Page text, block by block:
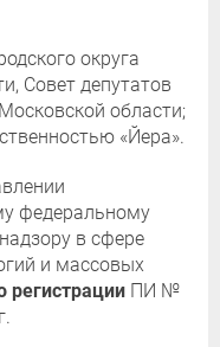
округа
Совет депутатов
области;
«Йера».
федеральному
в сфере
и массовых
регистрации ПИ №